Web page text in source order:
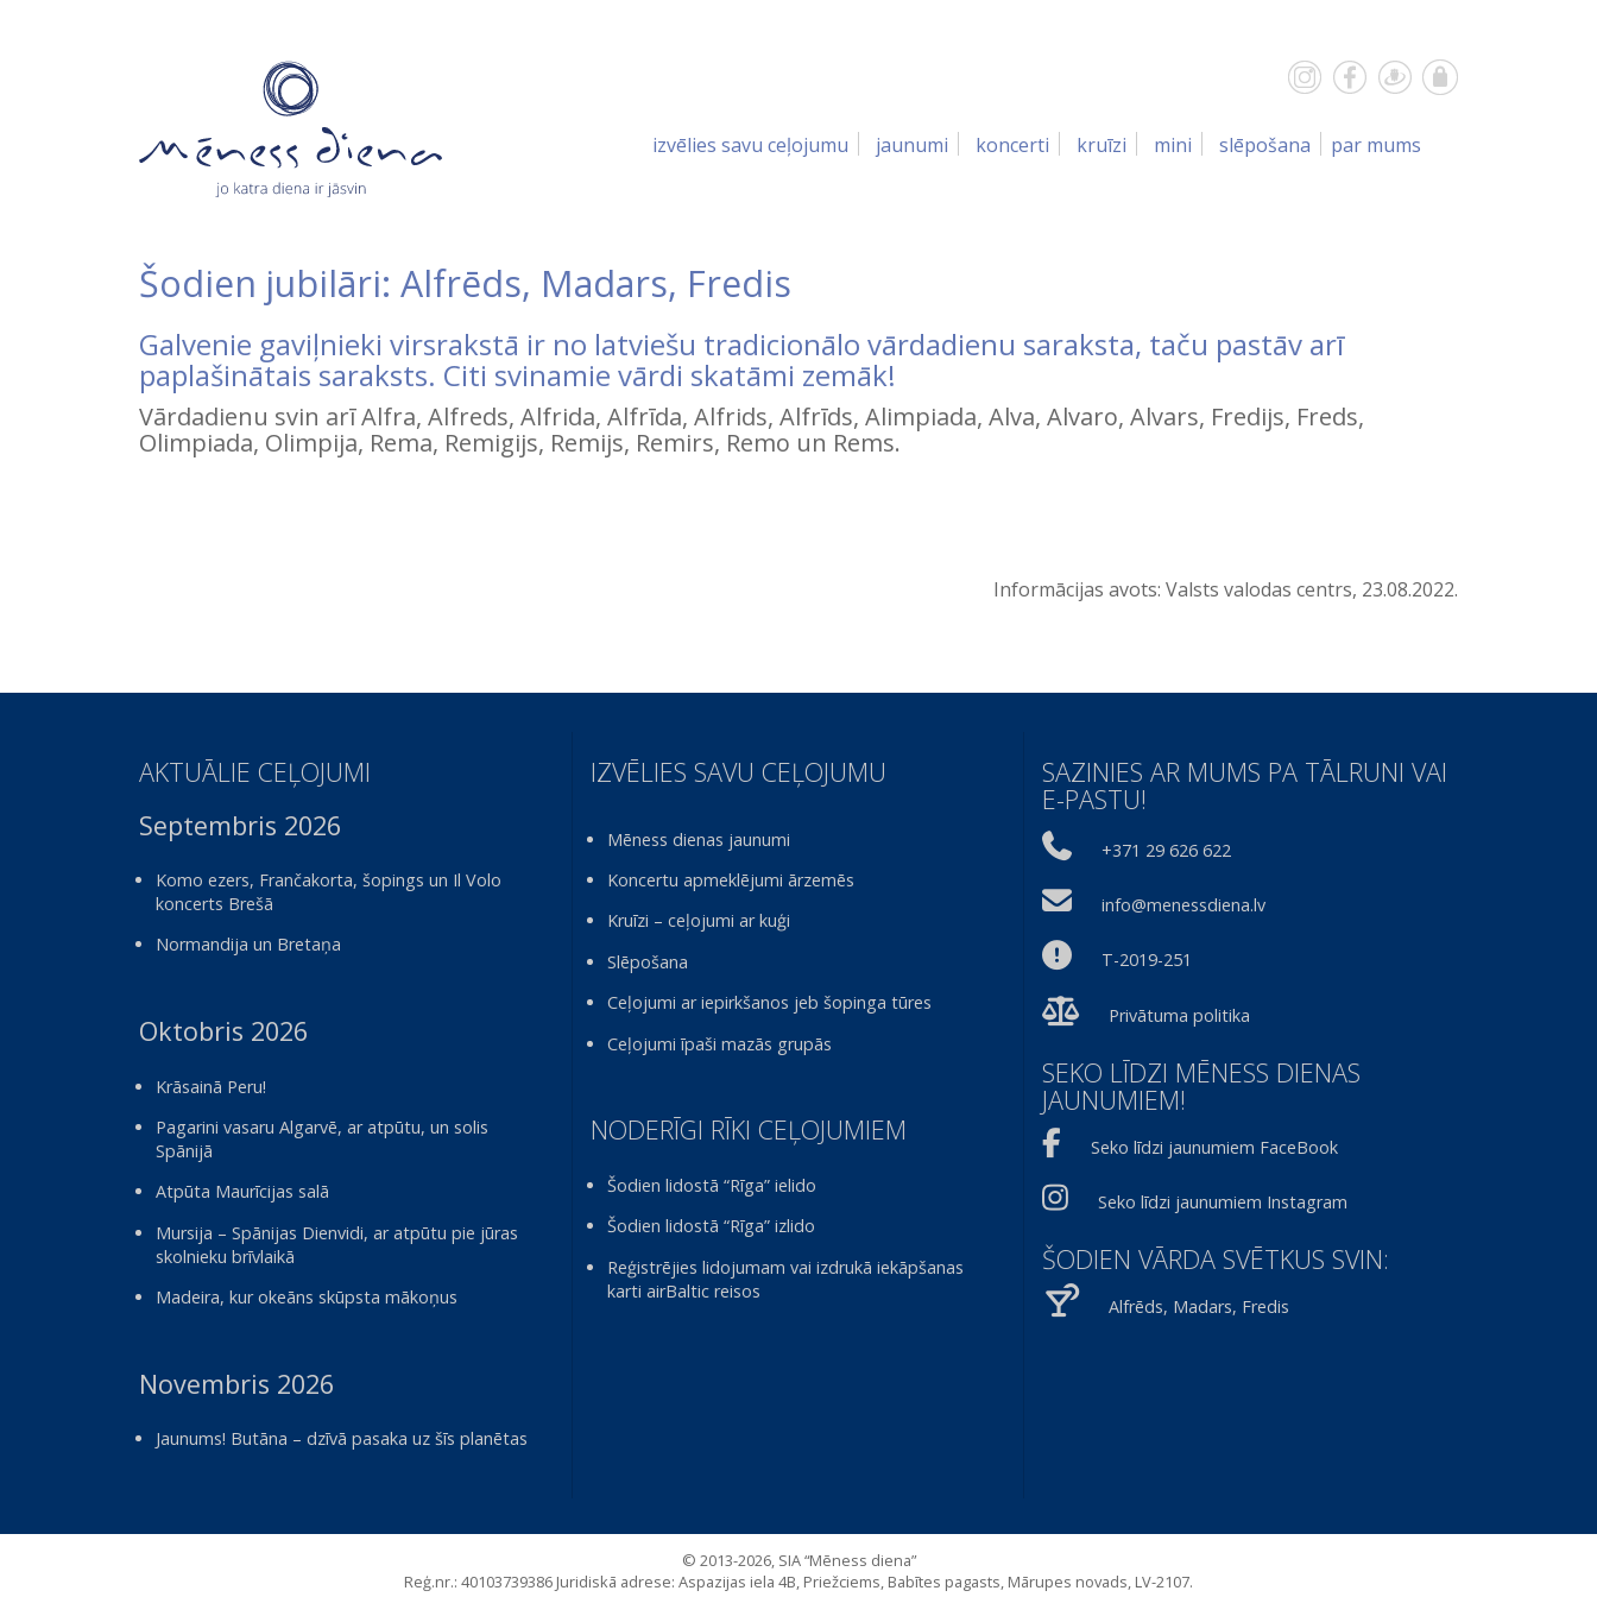
izvēlies savu ceļojumu jaunumi koncerti kruīzi mini slēpošana par mums
Šodien jubilāri: Alfrēds, Madars, Fredis
Galvenie gaviļnieki virsrakstā ir no latviešu tradicionālo vārdadienu saraksta, taču pastāv arī
paplašinātais saraksts. Citi svinamie vārdi skatāmi zemāk!
Vārdadienu svin arī Alfra, Alfreds, Alfrida, Alfrīda, Alfrids, Alfrīds, Alimpiada, Alva, Alvaro, Alvars, Fredijs, Freds,
Olimpiada, Olimpija, Rema, Remigijs, Remijs, Remirs, Remo un Rems.
Informācijas avots: Valsts valodas centrs, 23.08.2022.
AKTUĀLIE CEĻOJUMI
Septembris 2026
Komo ezers, Frančakorta, šopings un Il Volo
koncerts Brešā
Normandija un Bretaņa
Oktobris 2026
Krāsainā Peru!
Pagarini vasaru Algarvē, ar atpūtu, un solis
Spānijā
Atpūta Maurīcijas salā
Mursija – Spānijas Dienvidi, ar atpūtu pie jūras
skolnieku brīvlaikā
Madeira, kur okeāns skūpsta mākoņus
Novembris 2026
Jaunums! Butāna – dzīvā pasaka uz šīs planētas
IZVĒLIES SAVU CEĻOJUMU
Mēness dienas jaunumi
Koncertu apmeklējumi ārzemēs
Kruīzi – ceļojumi ar kuģi
Slēpošana
Ceļojumi ar iepirkšanos jeb šopinga tūres
Ceļojumi īpaši mazās grupās
NODERĪGI RĪKI CEĻOJUMIEM
Šodien lidostā “Rīga” ielido
Šodien lidostā “Rīga” izlido
Reģistrējies lidojumam vai izdrukā iekāpšanas
karti airBaltic reisos
SAZINIES AR MUMS PA TĀLRUNI VAI
E-PASTU!
+371 29 626 622
info@menessdiena.lv
T-2019-251
Privātuma politika
SEKO LĪDZI MĒNESS DIENAS
JAUNUMIEM!
Seko līdzi jaunumiem FaceBook
Seko līdzi jaunumiem Instagram
ŠODIEN VĀRDA SVĒTKUS SVIN:
Alfrēds, Madars, Fredis
© 2013-2026, SIA “Mēness diena”
Reģ.nr.: 40103739386 Juridiskā adrese: Aspazijas iela 4B, Priežciems, Babītes pagasts, Mārupes novads, LV-2107.